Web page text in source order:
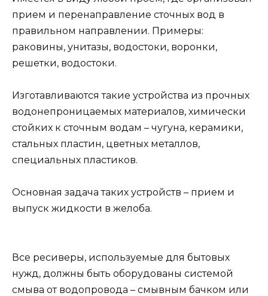
прием и перенаправление сточных вод в
правильном направлении. Примеры:
раковины, унитазы, водостоки, воронки,
решетки, водостоки.
Изготавливаются такие устройства из прочных
водонепроницаемых материалов, химически
стойких к сточным водам – чугуна, керамики,
стальных пластин, цветных металлов,
специальных пластиков.
Основная задача таких устройств – прием и
выпуск жидкости в желоба.
Все ресиверы, используемые для бытовых
нужд, должны быть оборудованы системой
смыва от водопровода – смывным бачком или